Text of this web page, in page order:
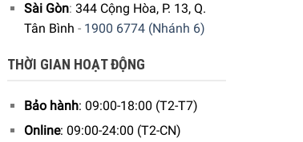
Sài Gòn: 344 Cộng Hòa, P. 13, Q.
Tân Bình - 1900 6774 (Nhánh 6)
THỜI GIAN HOẠT ĐỘNG
Bảo hành: 09:00-18:00 (T2-T7)
Online: 09:00-24:00 (T2-CN)